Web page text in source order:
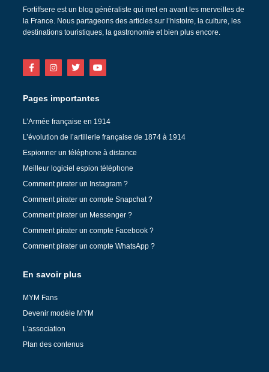
Fortiffsere est un blog généraliste qui met en avant les merveilles de
la France. Nous partageons des articles sur l’histoire, la culture, les
destinations touristiques, la gastronomie et bien plus encore.
Pages importantes
L’Armée française en 1914
L’évolution de l’artillerie française de 1874 à 1914
Espionner un téléphone à distance
Meilleur logiciel espion téléphone
Comment pirater un Instagram ?
Comment pirater un compte Snapchat ?
Comment pirater un Messenger ?
Comment pirater un compte Facebook ?
Comment pirater un compte WhatsApp ?
En savoir plus
MYM Fans
Devenir modèle MYM
L'association
Plan des contenus